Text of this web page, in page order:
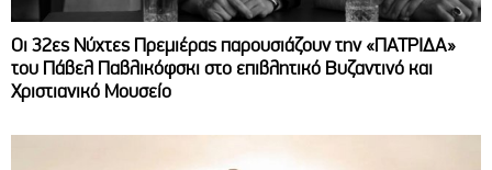
Οι 32ες Νύχτες Πρεμιέρας παρουσιάζουν την «ΠΑΤΡΙΔΑ»
του Πάβελ Παβλικόφσκι στο επιβλητικό Βυζαντινό και
Χριστιανικό Μουσείο